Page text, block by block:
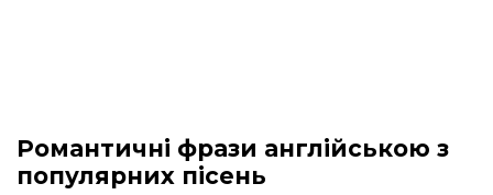
Романтичні фрази англійською з
популярних пісень